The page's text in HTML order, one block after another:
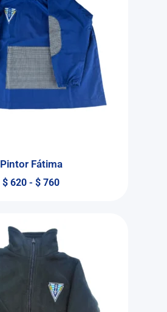
Pintor Fátima
$ 620 - $ 760